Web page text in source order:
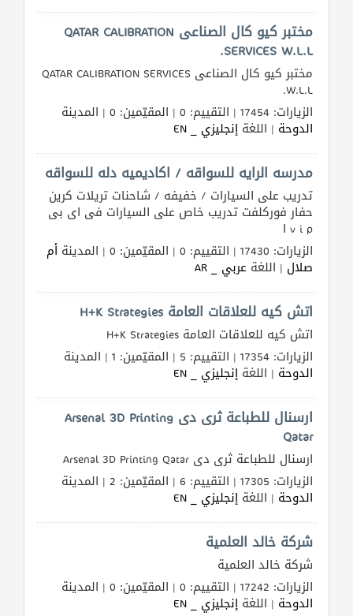
المنتدى
كيو
مزاد
كيو
نمبر
كيو
كارز
كيو
ماركت
الدليل
القطري
POWERED
QHOST
مختبر كيو كال الصناعى QATAR CALIBRATION
SERVICES W.L.L.
مختبر كيو كال الصناعى QATAR CALIBRATION SERVICES
W.L.L.
الزيارات: 17454 | التقييم: 0 | المقيّمين: 0 | المدينة
الدوحة | اللغة إنجليزي _ EN
مدرسه الرايه للسواقه / اكاديميه دله للسواقه
تدريب على السيارات / خفيفه / شاحنات تريلات كرين
حفار فوركلفت تدريب خاص على السيارات فى اى بى
v i p ا
الزيارات: 17430 | التقييم: 0 | المقيّمين: 0 | المدينة
أم
صلال | اللغة عربي _ AR
اتش كيه للعلاقات العامة H+K Strategies
اتش كيه للعلاقات العامة H+K Strategies
الزيارات: 17354 | التقييم: 5 | المقيّمين: 1 | المدينة
الدوحة | اللغة إنجليزي _ EN
ارسنال للطباعة ثرى دى Arsenal 3D Printing
Qatar
ارسنال للطباعة ثرى دى Arsenal 3D Printing Qatar
الزيارات: 17305 | التقييم: 6 | المقيّمين: 2 | المدينة
الدوحة | اللغة إنجليزي _ EN
شركة خالد العلمية
شركة خالد العلمية
الزيارات: 17242 | التقييم: 0 | المقيّمين: 0 | المدينة
الدوحة | اللغة إنجليزي _ EN